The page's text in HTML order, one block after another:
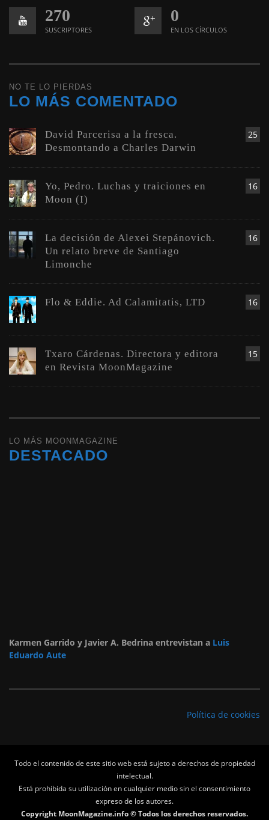
270
SUSCRIPTORES
0
EN LOS CÍRCULOS
NO TE LO PIERDAS
LO MÁS COMENTADO
25
David Parcerisa a la fresca.
Desmontando a Charles Darwin
16
Yo, Pedro. Luchas y traiciones en
Moon (I)
16
La decisión de Alexei Stepánovich.
Un relato breve de Santiago
Limonche
16
Flo & Eddie. Ad Calamitatis, LTD
15
Txaro Cárdenas. Directora y editora
en Revista MoonMagazine
LO MÁS MOONMAGAZINE
DESTACADO
Karmen Garrido y Javier A. Bedrina entrevistan a Luis
Eduardo Aute
Política de cookies
Todo el contenido de este sitio web está sujeto a derechos de propiedad
intelectual.
Está prohibida su utilización en cualquier medio sin el consentimiento
expreso de los autores.
Copyright MoonMagazine.info © Todos los derechos reservados.